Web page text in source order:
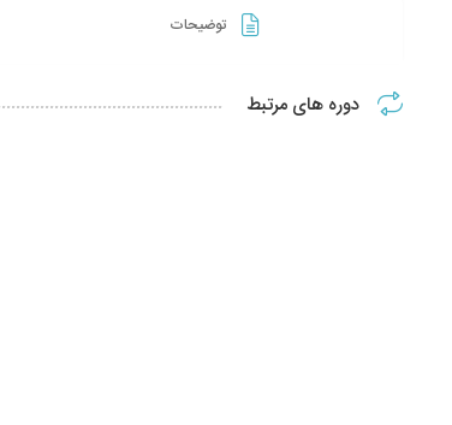
توضیحات
دوره های مرتبط